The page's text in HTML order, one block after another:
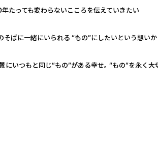
っても変わらないこころを伝えていきたい
ばに一緒にいられる “もの”にしたいという想いか
いつもと同じ“もの”がある幸せ。 “もの”を永く大